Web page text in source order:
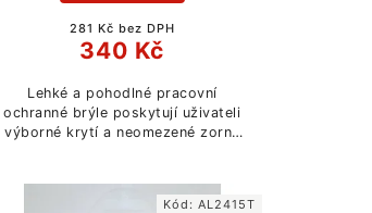
281 Kč bez DPH
340 Kč
Lehké a pohodlné pracovní
ochranné brýle poskytují uživateli
výborné krytí a neomezené zorné
Kód:AL2415T